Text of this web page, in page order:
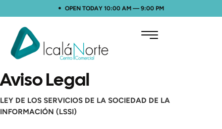
OPEN TODAY 10:00 AM — 9:00 PM
Aviso Legal
LEY DE LOS SERVICIOS DE LA SOCIEDAD DE LA
INFORMACIÓN (LSSI)